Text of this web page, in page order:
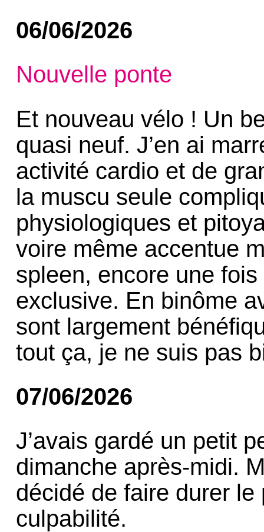
06/06/2026
Nouvelle ponte
Et nouveau vélo ! Un
quasi neuf. J’en ai
activité cardio et de
la muscu seule
physiologiques et
voire même accentue
spleen, encore une
exclusive. En binôme
sont largement
tout ça, je ne suis pas
07/06/2026
J’avais gardé un petit
dimanche après-midi.
décidé de faire durer
culpabilité.